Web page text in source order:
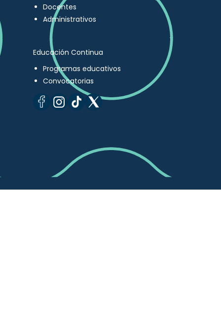
Docentes
Administrativos
Educación Continua
Programas educativos
Convocatorias